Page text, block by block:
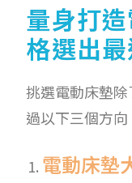
量身打
格選出
挑選電動床墊
過以下三個方
電動床墊